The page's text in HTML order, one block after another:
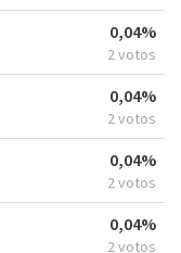
0,04%
2 votos
0,04%
2 votos
0,04%
2 votos
0,04%
2 votos